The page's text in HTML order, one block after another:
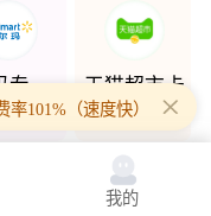
沃尔玛专项卡
折
天猫超市卡
最高94.7折
率101%（速度快）；联通
我的